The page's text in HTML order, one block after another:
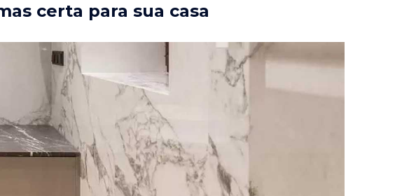
certa para sua casa